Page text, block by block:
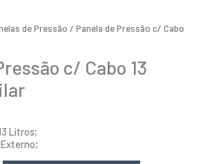
de Pressão / Panela de Pressão c/ Cabo
c/ Cabo 13
Litros;